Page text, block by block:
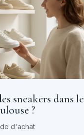
sneakers dans le
?
d'achat